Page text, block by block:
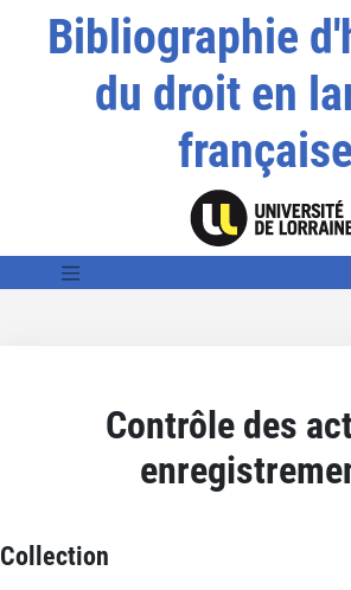
Bibliographie
du droit en
française
Contrôle des
Collection